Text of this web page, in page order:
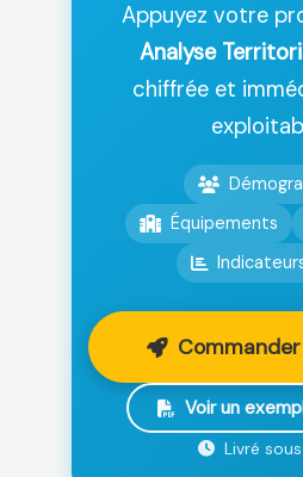
Appuyez votre
Analyse
chiffrée et
Équipements
Voir un
Livré